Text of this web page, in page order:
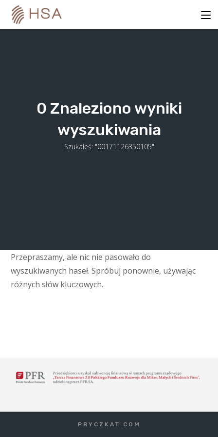
content
0 Znaleziono wyniki
wyszukiwania
Szukałeś: "00171126350105"
Przepraszamy, ale nic nie pasowało do
wyszukiwanych haseł. Spróbuj ponownie, używając
różnych słów kluczowych.
PRYCZKAT.COM